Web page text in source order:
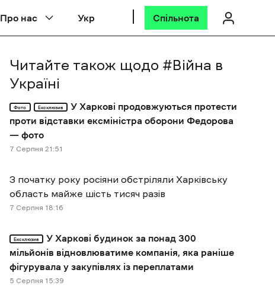
Про нас Укр Спільнота
Читайте також щодо # Війна в
Україні
Фото Ексклюзив
У Харкові продовжуються протести
проти відставки ексміністра оборони Федорова
— фото
7 Cерпня 21:51
З початку року росіяни обстріляли Харківську
область майже шість тисяч разів
7 Cерпня 18:16
Ексклюзив
У Харкові будинок за понад 300
мільйонів відновлюватиме компанія, яка раніше
фігурувала у закупівлях із переплатами
5 Cерпня 15:39